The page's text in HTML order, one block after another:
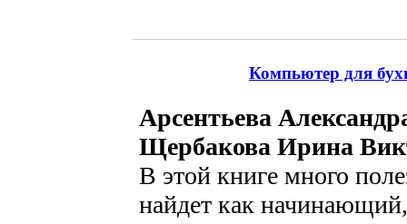
Компьютер для
Арсентьева
Щербакова Ирина
В этой книге много
найдет как